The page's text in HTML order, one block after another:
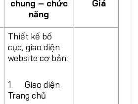
chung – chức
năng
Giá
Thiết kế bố
cục, giao diện
website cơ bản:
1. Giao diện
Trang chủ